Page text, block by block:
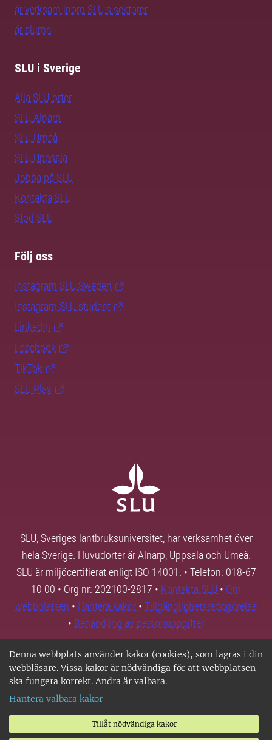
Denna webbplats använder kakor (cookies), som lagras i din
webbläsare. Vissa kakor är nödvändiga för att webbplatsen
ska fungera korrekt. Andra är valbara.
Hantera valbara kakor
Tillåt nödvändiga kakor
är verksam inom SLU:s sektorer
är alumn
SLU i Sverige
Alla SLU-orter
SLU Alnarp
SLU Umeå
SLU Uppsala
Jobba på SLU
Kontakta SLU
Stöd SLU
Följ oss
Instagram SLU.Sweden
Instagram SLU.student
LinkedIn
Facebook
TikTok
SLU Play
SLU, Sveriges lantbruksuniversitet, har verksamhet över
hela Sverige. Huvudorter är Alnarp, Uppsala och Umeå.
SLU är miljöcertifierat enligt ISO 14001. • Telefon: 018-67
10 00 • Org nr: 202100-2817 • Kontakta SLU • Om
webbplatsen • Hantera kakor • Tillgänglighetsredogörelse
• Behandling av personuppgifter